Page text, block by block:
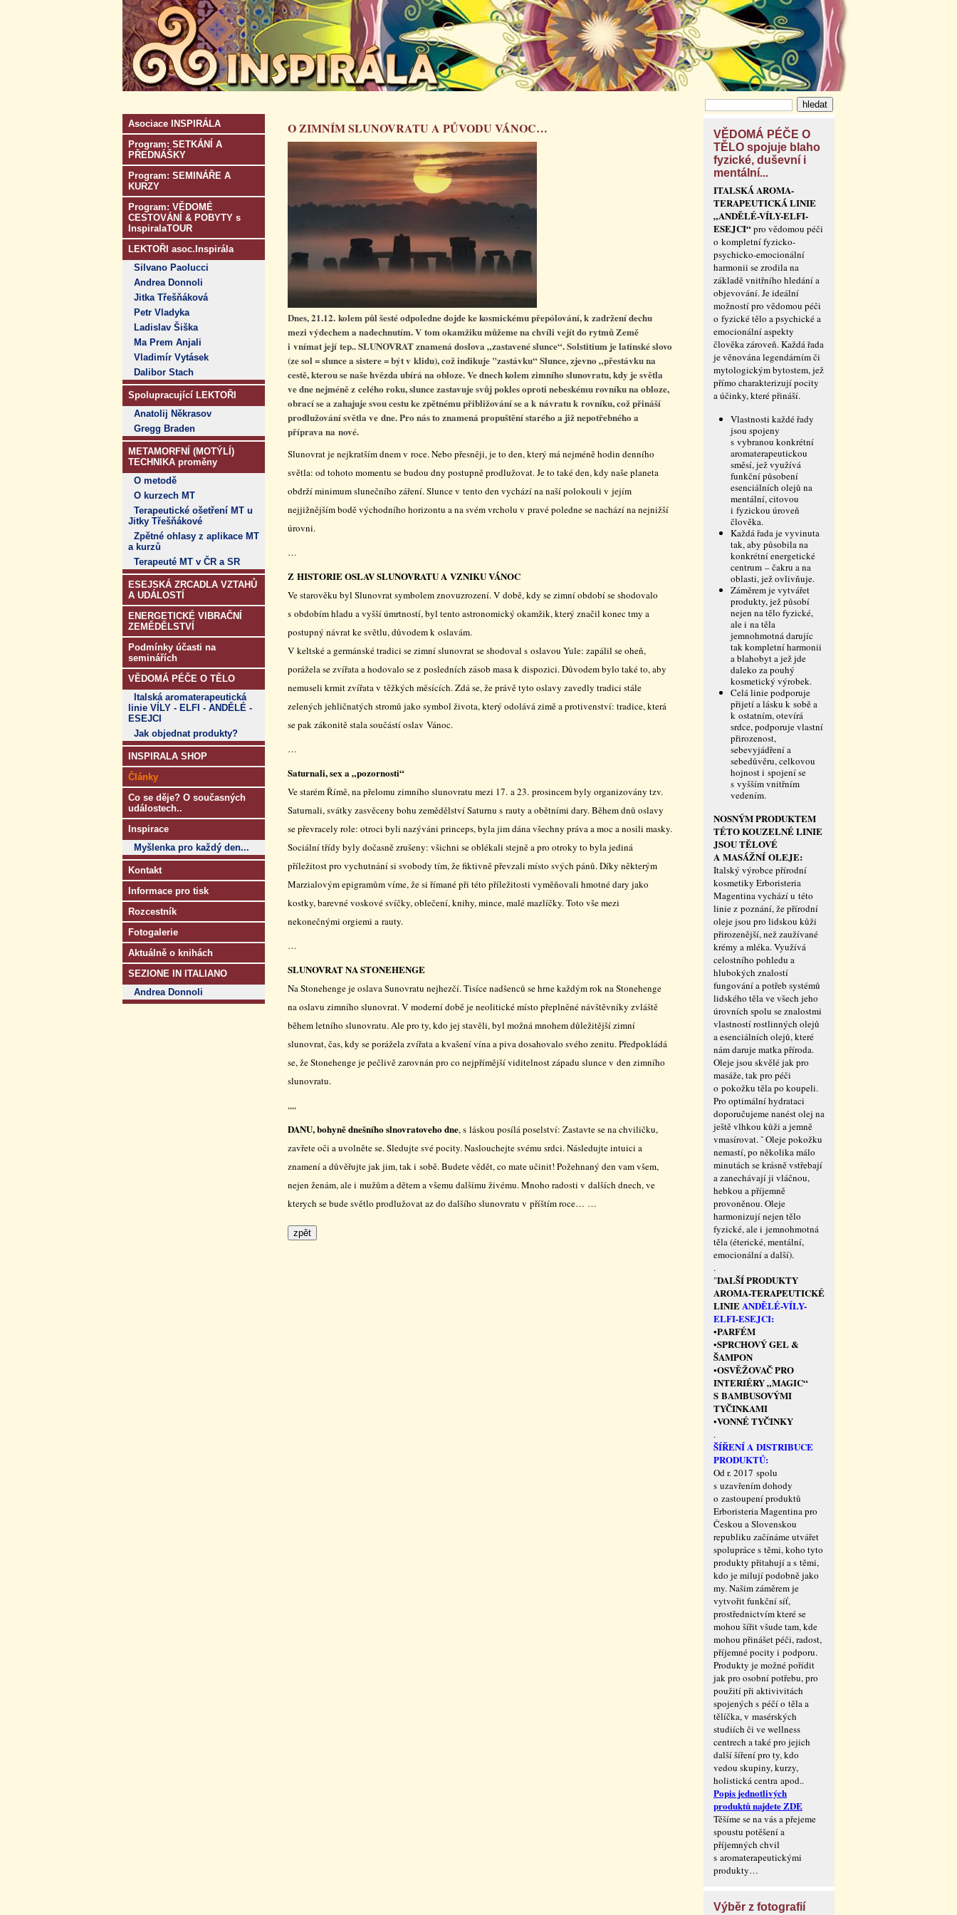
Asociace INSPIRÁLA
Program: SETKÁNÍ A
PŘEDNÁŠKY
Program: SEMINÁŘE A
KURZY
Program: VĚDOMÉ
CESTOVÁNÍ & POBYTY s
InspiralaTOUR
LEKTOŘI asoc.Inspirála
Silvano Paolucci
Andrea Donnoli
Jitka Třešňáková
Petr Vladyka
Ladislav Šiška
Ma Prem Anjali
Vladimír Vytásek
Dalibor Stach
Spolupracující LEKTOŘI
Anatolij Někrasov
Gregg Braden
METAMORFNÍ (MOTÝLÍ)
TECHNIKA proměny
O metodě
O kurzech MT
Terapeutické ošetření MT u
Jitky Třešňákové
Zpětné ohlasy z aplikace MT
a kurzů
Terapeuté MT v ČR a SR
ESEJSKÁ ZRCADLA VZTAHŮ
A UDÁLOSTÍ
ENERGETICKÉ VIBRAČNÍ
ZEMĚDĚLSTVÍ
Podmínky účasti na
seminářích
VĚDOMÁ PÉČE O TĚLO
Italská aromaterapeutická
linie VÍLY - ELFI - ANDĚLÉ -
ESEJCI
Jak objednat produkty?
INSPIRALA SHOP
Články
Co se děje? O současných
událostech..
Inspirace
Myšlenka pro každý den...
Kontakt
Informace pro tisk
Rozcestník
Fotogalerie
Aktuálně o knihách
SEZIONE IN ITALIANO
Andrea Donnoli
O ZIMNÍM SLUNOVRATU A PŮVODU VÁNOC…
Dnes, 21.12. kolem půl šesté odpoledne dojde ke kosmickému přepólování, k zadržení dechu
mezi výdechem a nadechnutím. V tom okamžiku můžeme na chvíli vejít do rytmů Země
i vnímat její tep..SLUNOVRAT znamená doslova „zastavené slunce“. Solstitium je latinské slovo
(ze sol = slunce a sistere = být v klidu), což indikuje "zastávku“ Slunce, zjevno „přestávku na
cestě, kterou se naše hvězda ubírá na obloze. Ve dnech kolem zimního slunovratu, kdy je světla
ve dne nejméně z celého roku, slunce zastavuje svůj pokles oproti nebeskému rovníku na obloze,
obrací se a zahajuje svou cestu ke zpětnému přibližování se a k návratu k rovníku, což přináší
prodlužování světla ve dne.Pro nás to znamená propuštění starého a již nepotřebného a
příprava na nové.
Slunovrat je nejkratším dnem v roce. Nebo přesněji, je to den, který má nejméně hodin denního
světla: od tohoto momentu se budou dny postupně prodlužovat. Je to také den, kdy naše planeta
obdrží minimum slunečního záření. Slunce v tento den vychází na naší polokouli v jejím
nejjižnějším bodě východního horizontu a na svém vrcholu v pravé poledne se nachází na nejnižší
úrovni.
…
Z HISTORIE OSLAV SLUNOVRATU A VZNIKU VÁNOC
Ve starověku byl Slunovrat symbolem znovuzrození. V době, kdy se zimní období se shodovalo
s obdobím hladu a vyšší úmrtností, byl tento astronomický okamžik, který značil konec tmy a
postupný návrat ke světlu, důvodem k oslavám.
V keltské a germánské tradici se zimní slunovrat se shodoval s oslavou Yule: zapálil se oheň,
porážela se zvířata a hodovalo se z posledních zásob masa k dispozici. Důvodem bylo také to, aby
nemuseli krmit zvířata v těžkých měsících. Zdá se, že právě tyto oslavy zavedly tradici stále
zelených jehličnatých stromů jako symbol života, který odolává zimě a protivenství: tradice, která
se pak zákonitě stala součástí oslav Vánoc.
…
Saturnali, sex a „pozornosti“
Ve starém Římě, na přelomu zimního slunovratu mezi 17. a 23. prosincem byly organizovány tzv.
Saturnali, svátky zasvěceny bohu zemědělství Saturnu s rauty a obětními dary. Během dnů oslavy
se převracely role: otroci byli nazýváni princeps, byla jim dána všechny práva a moc a nosili masky.
Sociální třídy byly dočasně zrušeny: všichni se oblékali stejně a pro otroky to byla jediná
příležitost pro vychutnání si svobody tím, že fiktivně převzali místo svých pánů. Díky některým
Marzialovým epigramům víme, že si římané při této příležitosti vyměňovali hmotné dary jako
kostky, barevné voskové svíčky, oblečení, knihy, mince, malé mazlíčky. Toto vše mezi
nekonečnými orgiemi a rauty.
…
SLUNOVRAT NA STONEHENGE
Na Stonehenge je oslava Sunovratu nejhezčí. Tisíce nadšenců se hrne každým rok na Stonehenge
na oslavu zimního slunovrat. V moderní době je neolitické místo přeplněné návštěvníky zvláště
během letního slunovratu. Ale pro ty, kdo jej stavěli, byl možná mnohem důležitější zimní
slunovrat, čas, kdy se porážela zvířata a kvašení vína a piva dosahovalo svého zenitu. Předpokládá
se, že Stonehenge je pečlivě zarovnán pro co nejpřímější viditelnost západu slunce v den zimního
slunovratu.
,,,,
DANU, bohyně dnešního slnovratoveho dne, s láskou posílá poselství: Zastavte se na chviličku,
zavřete oči a uvolněte se. Sledujte své pocity. Naslouchejte svému srdci. Následujte intuici a
znamení a důvěřujte jak jim, tak i sobě. Budete vědět, co mate učinit! Požehnaný den vam všem,
nejen ženám, ale i mužům a dětem a všemu dalšímu živému. Mnoho radosti v dalších dnech, ve
kterych se bude světlo prodlužovat az do dalšího slunovratu v příštím roce… …
VĚDOMÁ PÉČE O
TĚLO spojuje blaho
fyzické, duševní i
mentální...
ITALSKÁ AROMA-
TERAPEUTICKÁ LINIE
„ANDĚLÉ-VÍLY-ELFI-
ESEJCI“pro vědomou péči
o kompletní fyzicko-
psychicko-emocionální
harmonii se zrodila na
základě vnitřního hledání a
objevování. Je ideální
možností pro vědomou péči
o fyzické tělo a psychické a
emocionální aspekty
člověka zároveň. Každá řada
je věnována legendárním či
mytologickým bytostem, jež
přímo charakterizují pocity
a účinky, které přináší.
Vlastnosti každé řady
jsou spojeny
s vybranou konkrétní
aromaterapeutickou
směsí, jež využívá
funkční působení
esenciálních olejů na
mentální, citovou
i fyzickou úroveň
člověka.
Každá řada je vyvinuta
tak, aby působila na
konkrétní energetické
centrum – čakru a na
oblasti, jež ovlivňuje.
Záměrem je vytvářet
produkty, jež působí
nejen na tělo fyzické,
ale i na těla
jemnohmotná darujíc
tak kompletní harmonii
a blahobyt a jež jde
daleko za pouhý
kosmetický výrobek.
Celá linie podporuje
přijetí a lásku k sobě a
k ostatním, otevírá
srdce, podporuje vlastní
přirozenost,
sebevyjádření a
sebedůvěru, celkovou
hojnost i spojení se
s vyšším vnitřním
vedením.
NOSNÝM PRODUKTEM
TÉTO KOUZELNÉ LINIE
JSOU TĚLOVÉ
A MASÁŽNÍ OLEJE:
Italský výrobce přírodní
kosmetiky Erboristeria
Magentina vychází u této
linie z poznání, že přírodní
oleje jsou pro lidskou kůži
přirozenější, než zaužívané
krémy a mléka. Využívá
celostního pohledu a
hlubokých znalostí
fungování a potřeb systémů
lidského těla ve všech jeho
úrovních spolu se znalostmi
vlastností rostlinných olejů
a esenciálních olejů, které
nám daruje matka příroda.
Oleje jsou skvělé jak pro
masáže, tak pro péči
o pokožku těla po koupeli.
Pro optimální hydrataci
doporučujeme nanést olej na
ještě vlhkou kůži a jemně
vmasírovat. ˇ Oleje pokožku
nemastí, po několika málo
minutách se krásně vstřebají
a zanechávají ji vláčnou,
hebkou a příjemně
provoněnou. Oleje
harmonizují nejen tělo
fyzické, ale i jemnohmotná
těla (éterické, mentální,
emocionální a další).
.
"DALŠÍ PRODUKTY
AROMA-TERAPEUTICKÉ
LINIEANDĚLÉ-VÍLY-
ELFI-ESEJCI:
•PARFÉM
•SPRCHOVÝ GEL &
ŠAMPON
•OSVĚŽOVAČ PRO
INTERIÉRY „MAGIC“
S BAMBUSOVÝMI
TYČINKAMI
•VONNÉ TYČINKY
.
ŠÍŘENÍ A DISTRIBUCE
PRODUKTŮ:
Od r. 2017 spolu
s uzavřením dohody
o zastoupení produktů
Erboristeria Magentina pro
Českou a Slovenskou
republiku začínáme utvářet
spolupráce s těmi, koho tyto
produkty přitahují a s těmi,
kdo je milují podobně jako
my. Našim záměrem je
vytvořit funkční síť,
prostřednictvím které se
mohou šířit všude tam, kde
mohou přinášet péči, radost,
příjemné pocity i podporu.
Produkty je možné pořídit
jak pro osobní potřebu, pro
použití při aktivivitách
spojených s péčí o těla a
tělíčka, v masérských
studiích či ve wellness
centrech a také pro jejich
další šíření pro ty, kdo
vedou skupiny, kurzy,
holistická centra apod..
Popis jednotlivých
produktů najdete ZDE
Těšíme se na vás a přejeme
spoustu potěšení a
příjemných chvil
s aromaterape­utickými
produkty…
Výběr z fotografií